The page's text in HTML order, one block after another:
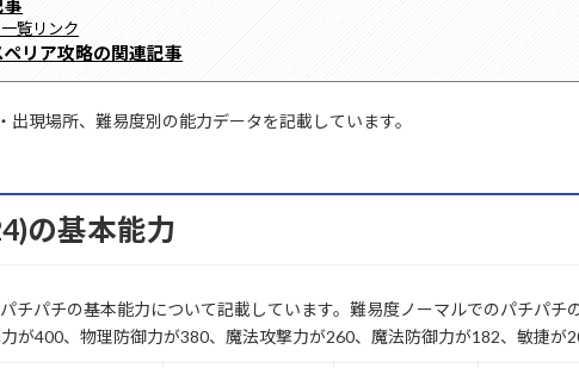
覧リンク
リア攻略の関連記事
出現場所、難易度別の能力データを記載しています。
の基本能力
チパチの基本能力について記載しています。難易度ノーマルでのパチパチ
が400、物理防御力が380、魔法攻撃力が260、魔法防御力が182、敏捷が